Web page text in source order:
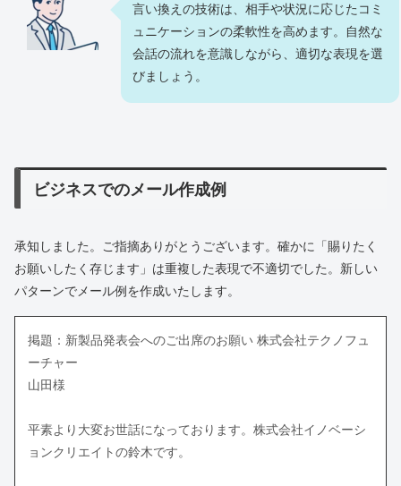
言い換えの技術は、相手や状況に応じたコミ
ュニケーションの柔軟性を高めます。自然な
会話の流れを意識しながら、適切な表現を選
びましょう。
ビジネスでのメール作成例
承知しました。ご指摘ありがとうございます。確かに「賜りたく
お願いしたく存じます」は重複した表現で不適切でした。新しい
パターンでメール例を作成いたします。
掲題：新製品発表会へのご出席のお願い 株式会社テクノフュ
ーチャー
山田様
平素より大変お世話になっております。株式会社イノベーシ
ョンクリエイトの鈴木です。